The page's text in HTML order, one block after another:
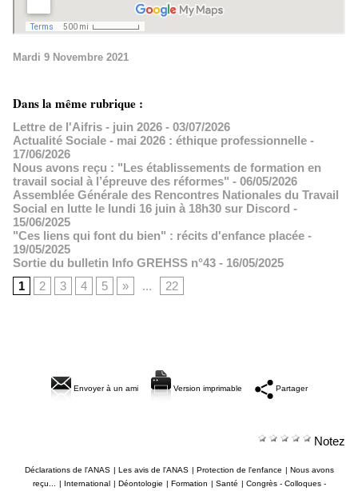
Mardi 9 Novembre 2021
Dans la même rubrique :
Lettre de l'Aifris - juin 2026 - 03/07/2026
Actualité Sociale - mai 2026 : éthique professionnelle -
17/06/2026
Nous avons reçu : "Les établissements de formation en
travail social à l’épreuve des réformes" - 06/05/2026
Assemblée Générale des Rencontres Nationales du Travail
Social en lutte le lundi 16 juin à 18h30 sur Discord -
15/06/2025
"Ces liens qui font du bien" : récits d'enfance placée -
19/05/2025
Sortie du bulletin Info GREHSS n°43 - 16/05/2025
1
2 3 4 5 » ... 22
Envoyer à un ami Version imprimable Partager
Notez
Déclarations de l'ANAS | Les avis de l'ANAS | Protection de l'enfance | Nous avons
reçu...
| International | Déontologie | Formation | Santé | Congrès - Colloques -